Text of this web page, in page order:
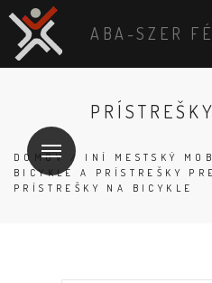
ABA-SZER
DOMOV / INÍ MESTSKÝ
BICYKLE A PRÍSTREŠKY
PRÍSTREŠKY NA BICYKLE